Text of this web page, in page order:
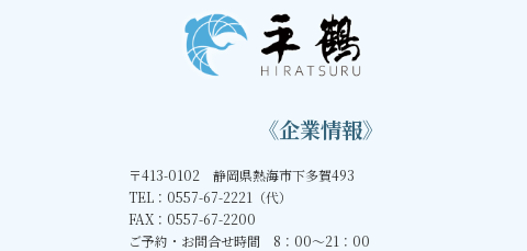
《企業情報》
〒413-0102 静岡県熱海市下多賀493
TEL：0557-67-2221（代）
FAX：0557-67-2200
ご予約・お問合せ時間 8：00～21：00